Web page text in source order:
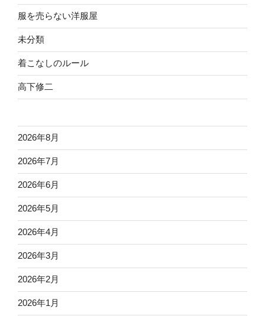
服を売らない洋服屋
未分類
着こなしのルール
高下修二
2026年8月
2026年7月
2026年6月
2026年5月
2026年4月
2026年3月
2026年2月
2026年1月